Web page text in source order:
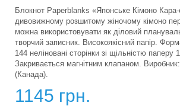
Блокнот Paperblanks «Японське Кімоно Кара-
дивовижному розшитому жіночому кімоно
можна використовувати як діловий
творчий записник. Високоякісний папір.
144 неліновані сторінки зі щільністю паперу
Закривається магнітним клапаном.
(Канада).
1145 грн.